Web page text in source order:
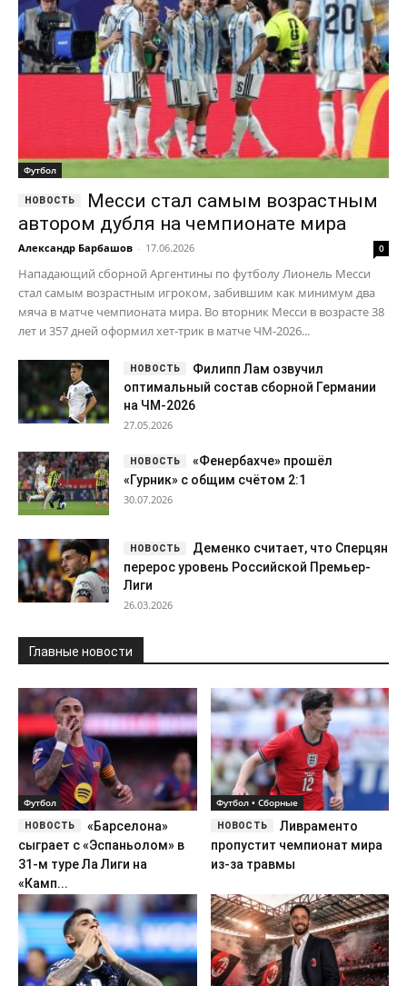
Футбол
Месси стал самым возрастным
автором дубля на чемпионате мира
Александр Барбашов - 17.06.2026 0
Нападающий сборной Аргентины по футболу Лионель Месси
стал самым возрастным игроком, забившим как минимум два
мяча в матче чемпионата мира. Во вторник Месси в возрасте 38
лет и 357 дней оформил хет‑трик в матче ЧМ‑2026...
Филипп Лам озвучил
оптимальный состав сборной Германии
на ЧМ-2026
27.05.2026
«Фенербахче» прошёл
«Гурник» с общим счётом 2:1
30.07.2026
Деменко считает, что Сперцян
перерос уровень Российской Премьер-
Лиги
26.03.2026
Главные новости
Футбол
«Барселона»
сыграет с «Эспаньолом» в
31-м туре Ла Лиги на
«Камп...
Футбол • Сборные
Ливраменто
пропустит чемпионат мира
из-за травмы